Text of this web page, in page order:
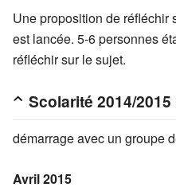
Une proposition de réfléchir
est lancée. 5-6 personnes
réfléchir sur le sujet.
Scolarité 2014/2015
démarrage avec un groupe
Avril 2015